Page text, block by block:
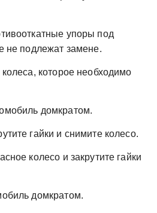
упоры под
не подлежат замене.
колеса, которое необходимо
домкратом.
гайки и снимите колесо.
колесо и закрутите гайки
домкратом.